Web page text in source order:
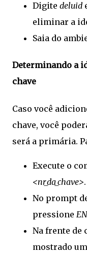
Digite deluid
eliminar a
Saia do
Determinando a
chave
Caso você
chave, você
será a primária.
Execute o
<nr_da_chave>.
No prompt
pressione
Na frente de
mostrado